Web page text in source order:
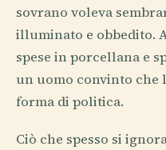
sovrano voleva
illuminato e obbedito.
spese in porcellana e
un uomo convinto che
forma di politica.
Ciò che spesso si